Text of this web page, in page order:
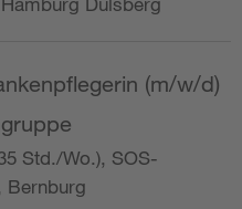
(m/w/d)
Std./Wo.), SOS-
Bernburg